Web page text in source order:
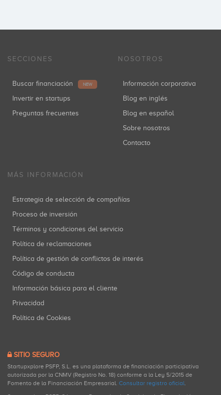
SECCIONES
Buscar financiación NEW
Invertir en startups
Preguntas frecuentes
NOSOTROS
Información corporativa
Blog en inglés
Blog en español
Sobre nosotros
Contacto
MÁS INFORMACIÓN
Estrategia de selección de compañías
Proceso de inversión
Términos y condiciones del servicio
Política de reclamaciones
Política de gestión de conflictos de interés
Código de conducta
Información básica para el cliente
Privacidad
Política de Cookies
SITIO SEGURO
Startupxplore PSFP, S.L. es una plataforma de financiación participativa
autorizada por la CNMV (Registro No. 18) conforme a la Ley 5/2015 de
Fomento de la Financiación Empresarial. Consultar registro oficial.